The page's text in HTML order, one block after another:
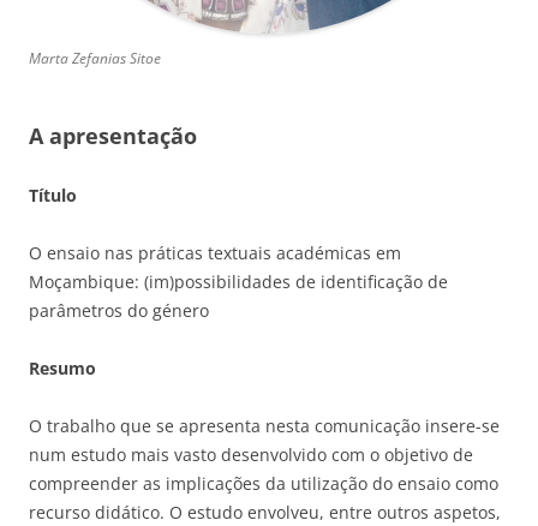
Marta Zefanias Sitoe
A apresentação
Título
O ensaio nas práticas textuais académicas em
Moçambique: (im)possibilidades de identificação de
parâmetros do género
Resumo
O trabalho que se apresenta nesta comunicação insere-se
num estudo mais vasto desenvolvido com o objetivo de
compreender as implicações da utilização do ensaio como
recurso didático. O estudo envolveu, entre outros aspetos,